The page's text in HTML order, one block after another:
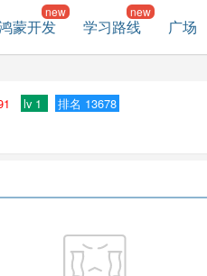
蒙开发 学习路线 广场
lv 1 排名 13678